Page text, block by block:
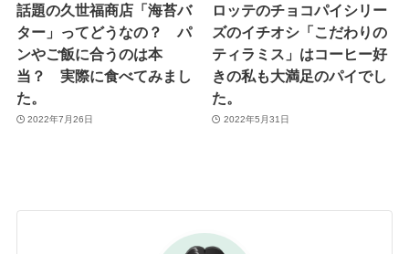
話題の久世福商店「海苔バ
ター」ってどうなの？ パ
ンやご飯に合うのは本
当？ 実際に食べてみまし
た。
2022年7月26日
ロッテのチョコパイシリー
ズのイチオシ「こだわりの
ティラミス」はコーヒー好
きの私も大満足のパイでし
た。
2022年5月31日